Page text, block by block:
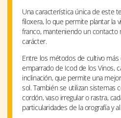
Una característica única de este
filoxera, lo que permite plantar la
franco, manteniendo un contacto
carácter.
Entre los métodos de cultivo
emparrado de Icod de los Vinos,
inclinación, que permite una
sol. También se utilizan sistemas
cordón, vaso irregular o rastra,
particularidades de la orografía y